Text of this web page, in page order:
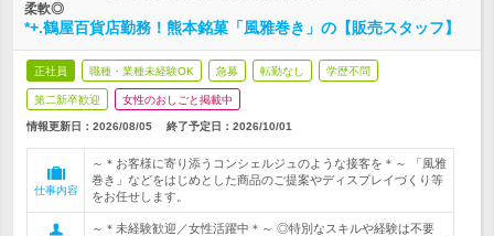
柔軟◎
*+.鶴屋百貨店勤務！熊本銘菓「風雅巻き」の【販売スタッフ】
正社員 職種・業種未経験OK 急募 転勤なし 学歴不問
第二新卒歓迎 女性のおしごと掲載中
情報更新日：2026/08/05 終了予定日： 2026/10/01
仕事内容
～＊お客様に寄り添うコンシェルジュのような接客を＊～ 「風雅
巻き」などをはじめとした商品のご提案やディスプレイづくり等
をお任せします。
～＊未経験歓迎／女性活躍中＊～ ◎特別なスキルや経験は不要